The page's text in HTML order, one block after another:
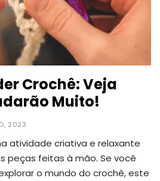
Crochê: Veja
Muito!
2023
atividade criativa e relaxante
peças feitas à mão. Se você
o mundo do crochê, este